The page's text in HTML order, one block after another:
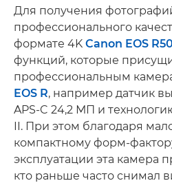
Для получения
профессионального
формате 4K Canon EOS R50
функций, которые
профессиональным
EOS R, например датчик
APS-C 24,2 МП и
II. При этом благодаря
компактному форм-
эксплуатации эта камера
кто раньше часто снимал